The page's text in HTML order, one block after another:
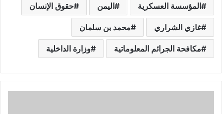
المؤسسة العسكرية اليمن حقوق الإنسان
غازي الشراري محمد بن سلمان
مكافحة الجرائم المعلوماتية وزارة الداخلية